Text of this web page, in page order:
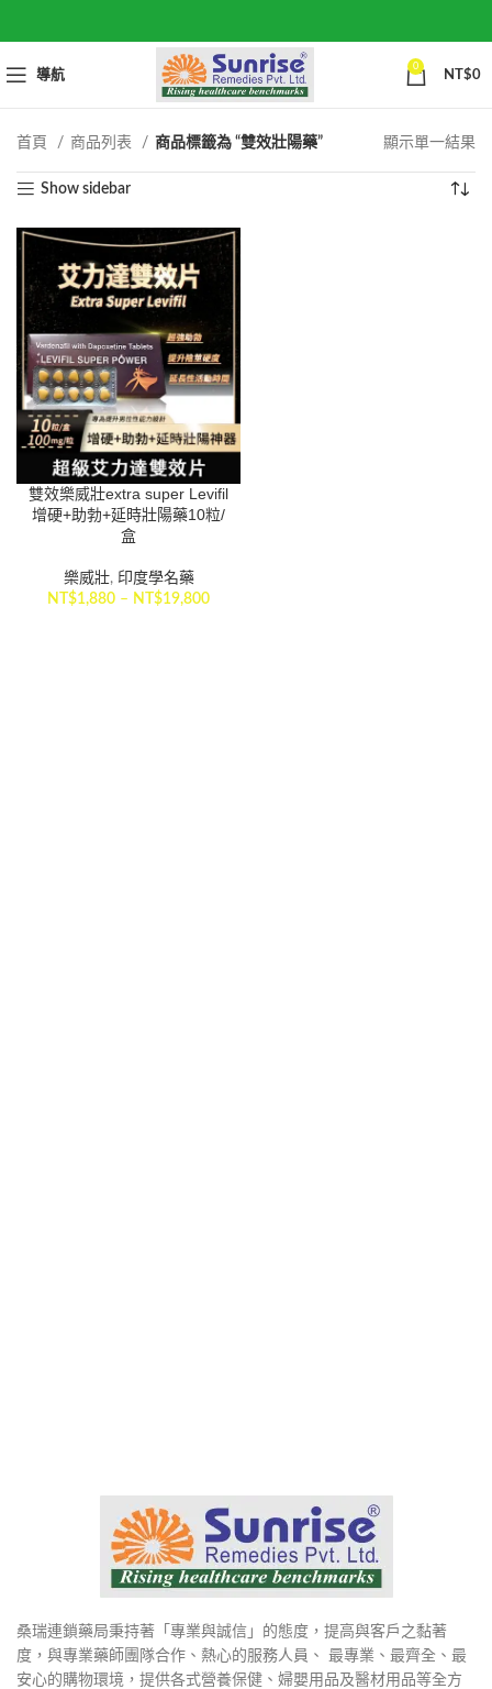
導航
0
NT$0
首頁 商品列表 商品標籤為 “雙效壯陽藥” 顯示單一結果
Show sidebar
雙效樂威壯extra super Levifil
增硬+助勃+延時壯陽藥10粒/
盒
樂威壯, 印度學名藥
NT$1,880 – NT$19,800
桑瑞連鎖藥局秉持著「專業與誠信」的態度，提高與客戶之黏著
度，與專業藥師團隊合作、熱心的服務人員、 最專業、最齊全、最
安心的購物環境，提供各式營養保健、婦嬰用品及醫材用品等全方